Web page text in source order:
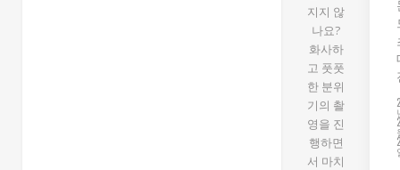
지지 않
나요?
화사하
고 풋풋
한 분위
기의 촬
영을 진
행하면
서 마치